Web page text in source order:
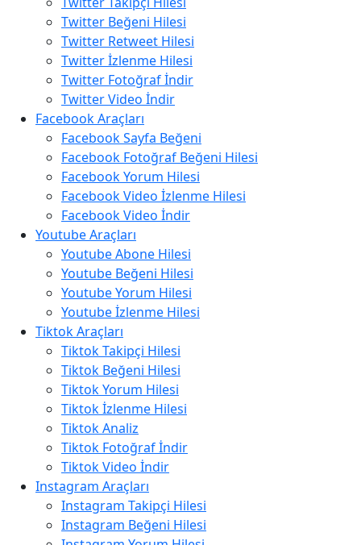
Twitter Beğeni Hilesi
Twitter Retweet Hilesi
Twitter İzlenme Hilesi
Twitter Fotoğraf İndir
Twitter Video İndir
Facebook Araçları
Facebook Sayfa Beğeni
Facebook Fotoğraf Beğeni Hilesi
Facebook Yorum Hilesi
Facebook Video İzlenme Hilesi
Facebook Video İndir
Youtube Araçları
Youtube Abone Hilesi
Youtube Beğeni Hilesi
Youtube Yorum Hilesi
Youtube İzlenme Hilesi
Tiktok Araçları
Tiktok Takipçi Hilesi
Tiktok Beğeni Hilesi
Tiktok Yorum Hilesi
Tiktok İzlenme Hilesi
Tiktok Analiz
Tiktok Fotoğraf İndir
Tiktok Video İndir
Instagram Araçları
Instagram Takipçi Hilesi
Instagram Beğeni Hilesi